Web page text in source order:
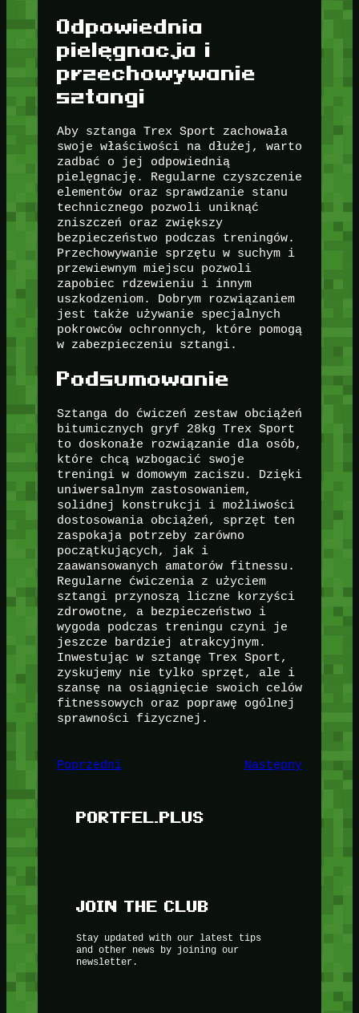
Odpowiednia
pielęgnacja i
przechowywanie
sztangi
Aby sztanga Trex Sport zachowała
swoje właściwości na dłużej, warto
zadbać o jej odpowiednią
pielęgnację. Regularne czyszczenie
elementów oraz sprawdzanie stanu
technicznego pozwoli uniknąć
zniszczeń oraz zwiększy
bezpieczeństwo podczas treningów.
Przechowywanie sprzętu w suchym i
przewiewnym miejscu pozwoli
zapobiec rdzewieniu i innym
uszkodzeniom. Dobrym rozwiązaniem
jest także używanie specjalnych
pokrowców ochronnych, które pomogą
w zabezpieczeniu sztangi.
Podsumowanie
Sztanga do ćwiczeń zestaw obciążeń
bitumicznych gryf 28kg Trex Sport
to doskonałe rozwiązanie dla osób,
które chcą wzbogacić swoje
treningi w domowym zaciszu. Dzięki
uniwersalnym zastosowaniem,
solidnej konstrukcji i możliwości
dostosowania obciążeń, sprzęt ten
zaspokaja potrzeby zarówno
początkujących, jak i
zaawansowanych amatorów fitnessu.
Regularne ćwiczenia z użyciem
sztangi przynoszą liczne korzyści
zdrowotne, a bezpieczeństwo i
wygoda podczas treningu czyni je
jeszcze bardziej atrakcyjnym.
Inwestując w sztangę Trex Sport,
zyskujemy nie tylko sprzęt, ale i
szansę na osiągnięcie swoich celów
fitnessowych oraz poprawę ogólnej
sprawności fizycznej.
Poprzedni Następny
PORTFEL.PLUS
JOIN THE CLUB
Stay updated with our latest tips
and other news by joining our
newsletter.